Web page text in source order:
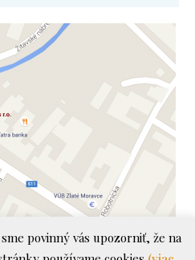
povinný vás upozorniť, že na